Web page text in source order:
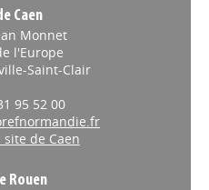
Caen
Monnet
l'Europe
Saint-Clair
95 52 00
de Caen
Rouen